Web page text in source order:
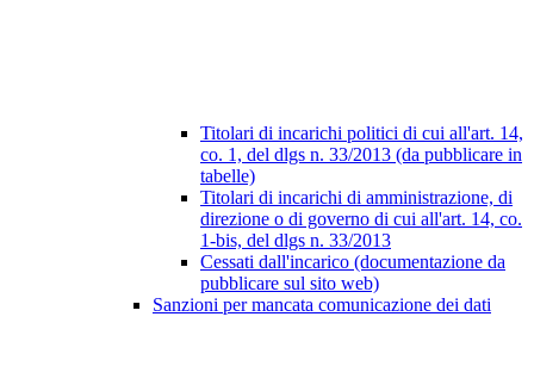
Titolari di incarichi politici di cui all'art. 14,
co. 1, del dlgs n. 33/2013 (da pubblicare in
tabelle)
Titolari di incarichi di amministrazione, di
direzione o di governo di cui all'art. 14, co.
1-bis, del dlgs n. 33/2013
Cessati dall'incarico (documentazione da
pubblicare sul sito web)
Sanzioni per mancata comunicazione dei dati